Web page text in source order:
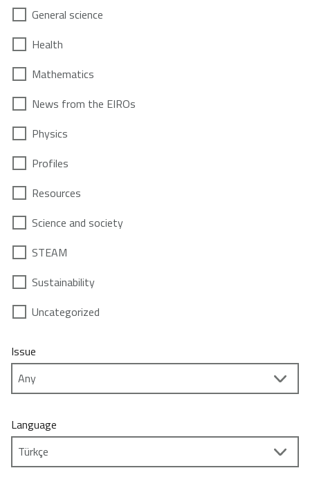
General science
Health
Mathematics
News from the EIROs
Physics
Profiles
Resources
Science and society
STEAM
Sustainability
Uncategorized
Issue
Language